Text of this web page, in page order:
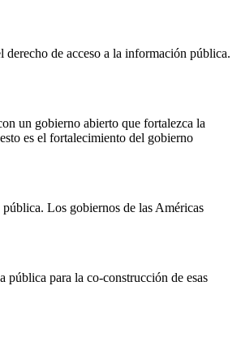
de acceso a la información pública.
un gobierno abierto que fortalezca la
es el fortalecimiento del gobierno
Los gobiernos de las Américas
pública para la co-construcción de esas